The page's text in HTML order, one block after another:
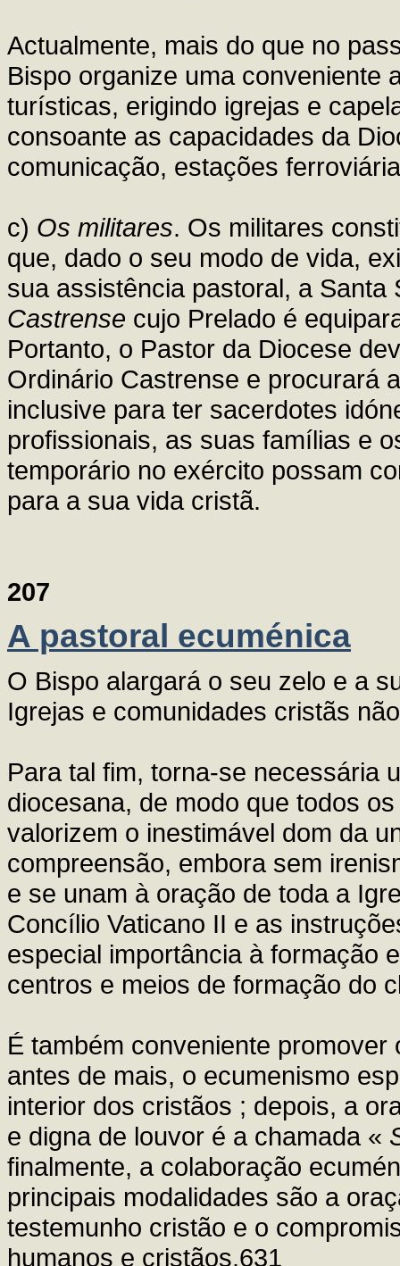
Actualmente, mais do que no
Bispo organize uma conveniente
turísticas, erigindo igrejas e
consoante as capacidades da
comunicação, estações
c) Os militares. Os militares
que, dado o seu modo de vida,
sua assistência pastoral, a
Castrense cujo Prelado é
Portanto, o Pastor da Diocese
Ordinário Castrense e procurará
inclusive para ter sacerdotes
profissionais, as suas famílias e
temporário no exército possam
para a sua vida cristã.
207
A pastoral ecuménica
O Bispo alargará o seu zelo e a
Igrejas e comunidades cristãs
Para tal fim, torna-se necessária
diocesana, de modo que todos
valorizem o inestimável dom da
compreensão, embora sem
e se unam à oração de toda a
Concílio Vaticano II e as
especial importância à formação
centros e meios de formação do
É também conveniente promover
antes de mais, o ecumenismo
interior dos cristãos ; depois, a
e digna de louvor é a chamada «
finalmente, a colaboração
principais modalidades são a
testemunho cristão e o
humanos e cristãos.631